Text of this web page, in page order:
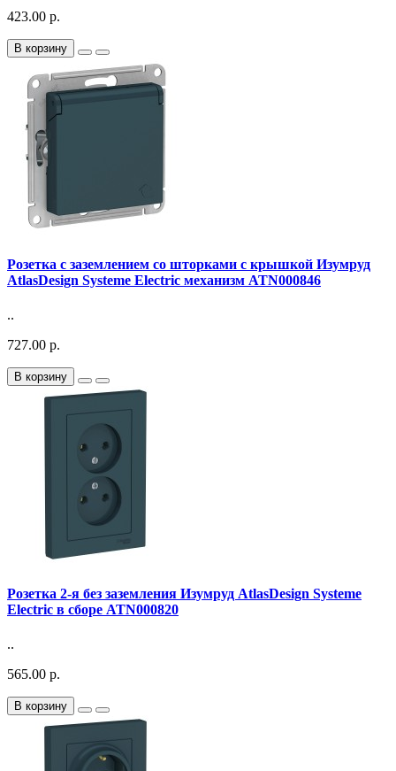
423.00 р.
В корзину
Розетка с заземлением со шторками с крышкой Изумруд
AtlasDesign Systeme Electric механизм ATN000846
..
727.00 р.
В корзину
Розетка 2-я без заземления Изумруд AtlasDesign Systeme
Electric в сборе ATN000820
..
565.00 р.
В корзину